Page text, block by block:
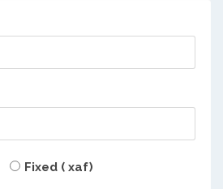
Fixed ( xaf)